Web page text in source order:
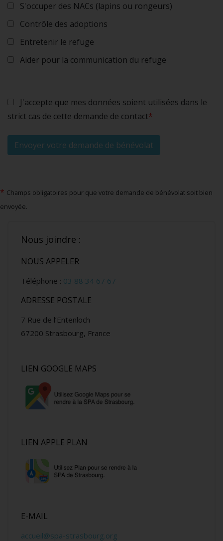
Nous joindre :
NOUS APPELER
Téléphone : 03 88 34 67 67
ADRESSE POSTALE
7 Rue de l’Entenloch
67200 Strasbourg, France
LIEN GOOGLE MAPS
LIEN APPLE PLAN
E-MAIL
accueil@spa-strasbourg.org
S'occuper des NACs (lapins ou rongeurs)
Contrôle des adoptions
Entretenir le refuge
Aider pour la communication du refuge
J'accepte que mes données soient utilisées dans le
strict cas de cette demande de contact*
* Champs obligatoires pour que votre demande de bénévolat soit bien
envoyée.